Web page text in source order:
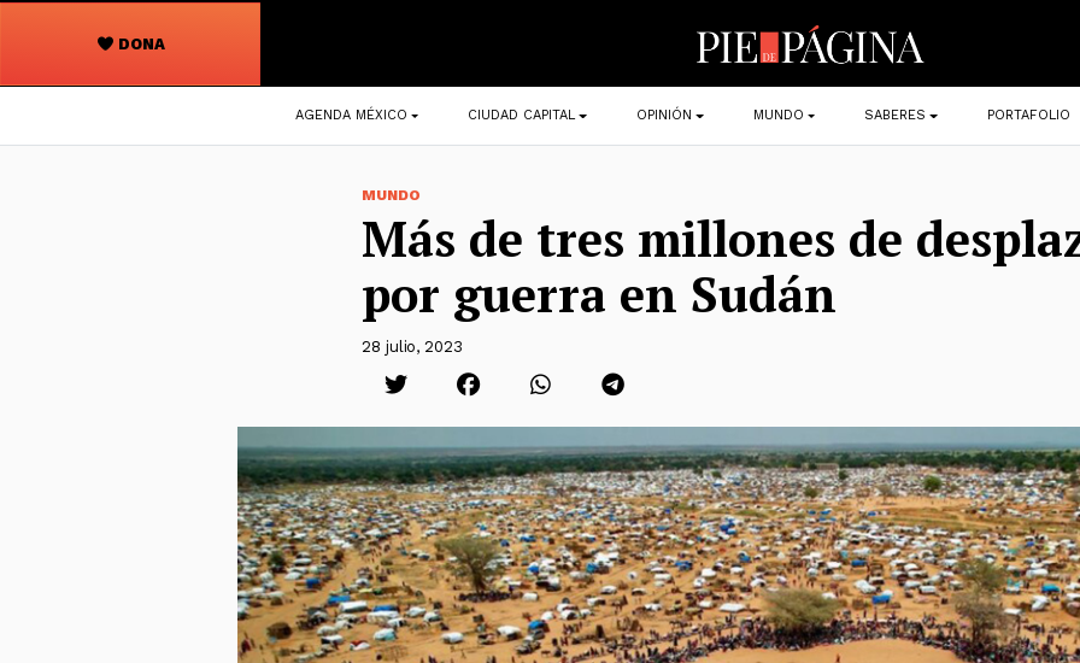
DONA
Navegación
principal
AGENDA MÉXICO CIUDAD CAPITAL OPINIÓN MUNDO SABERES PORTAFOLIO
MUNDO
Más de tres millones de
por guerra en Sudán
28 julio, 2023